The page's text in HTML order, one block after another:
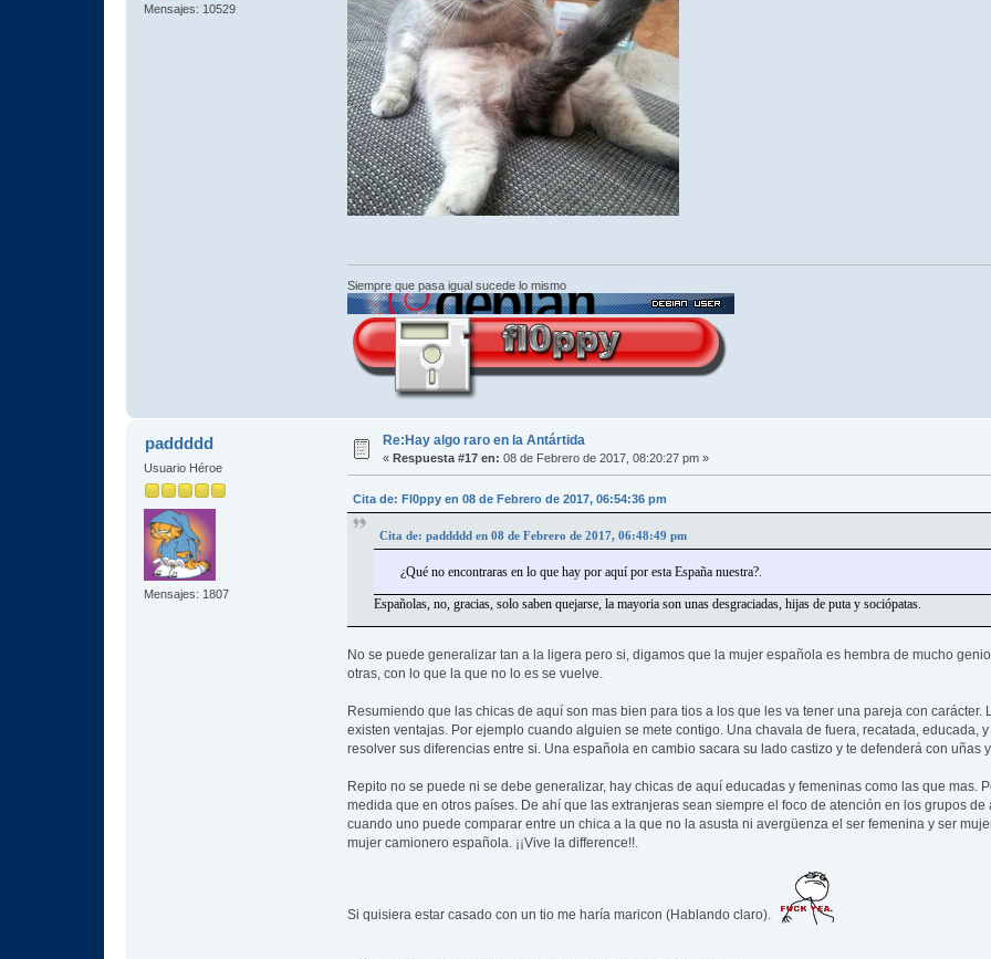
Mensajes: 10529
Siempre que pasa igual sucede lo mismo
paddddd
Usuario Héroe
Mensajes: 1807
Re:Hay algo raro en la Antártida
«Respuesta #17 en: 08 de Febrero de 2017, 08:20:27 pm »
Cita de: Fl0ppy en 08 de Febrero de 2017, 06:54:36 pm
Cita de: paddddd en 08 de Febrero de 2017, 06:48:49 pm
¿Qué no encontraras en lo que hay por aquí por esta España nuestra?.
Españolas, no, gracias, solo saben quejarse, la mayoria son unas desgraciadas, hijas de puta y sociópatas.
No se puede generalizar tan a la ligera pero si, digamos que la mujer española es hembra de mucho
otras, con lo que la que no lo es se vuelve.
Resumiendo que las chicas de aquí son mas bien para tios a los que les va tener una pareja con
existen ventajas. Por ejemplo cuando alguien se mete contigo. Una chavala de fuera, recatada, educada,
resolver sus diferencias entre si. Una española en cambio sacara su lado castizo y te defenderá con uñas
Repito no se puede ni se debe generalizar, hay chicas de aquí educadas y femeninas como las que mas.
medida que en otros países. De ahí que las extranjeras sean siempre el foco de atención en los grupos
cuando uno puede comparar entre un chica a la que no la asusta ni avergüenza el ser femenina y ser
mujer camionero española. ¡¡Vive la difference!!.
Si quisiera estar casado con un tio me haría maricon (Hablando claro).